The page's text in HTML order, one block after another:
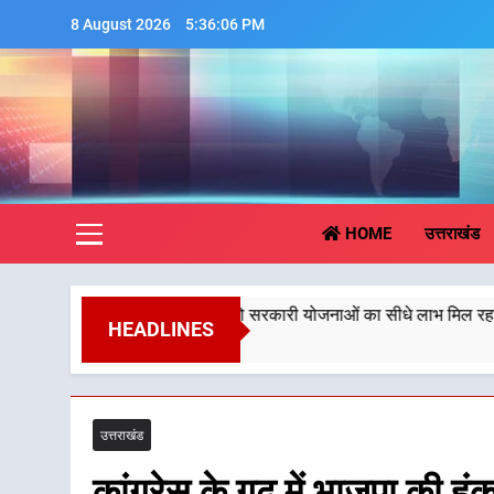
content
8 August 2026 5:36:07 PM
HOME उत्तराखंड
HEADLINES
लोगों को सरकारी योजनाओं का सीधे लाभ मिल रहा है
उत्तराखंड